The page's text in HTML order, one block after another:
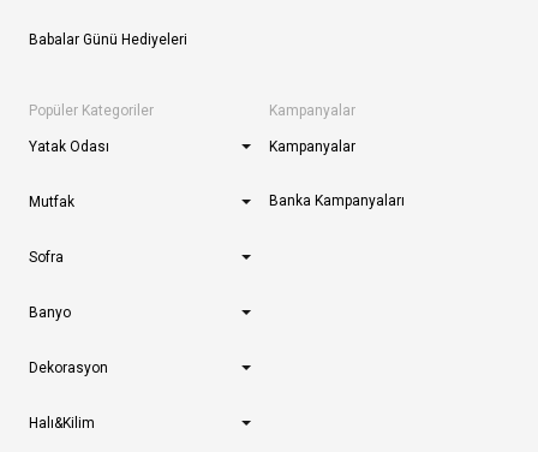
Babalar Günü Hediyeleri
Popüler Kategoriler
Yatak Odası
Mutfak
Sofra
Banyo
Dekorasyon
Halı&Kilim
Kampanyalar
Kampanyalar
Banka Kampanyaları